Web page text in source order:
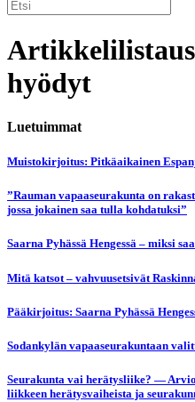
hyödyt
Luetuimmat
Muistokirjoitus: Pitkäaikainen
”Rauman vapaaseurakunta on
jossa jokainen saa tulla kohdatuksi”
Saarna Pyhässä Hengessä – miksi
Mitä katsot – vahvuusetsivät
Pääkirjoitus: Saarna Pyhässä
Sodankylän vapaaseurakuntaan
Seurakunta vai herätysliike? —
liikkeen herätysvaiheista ja